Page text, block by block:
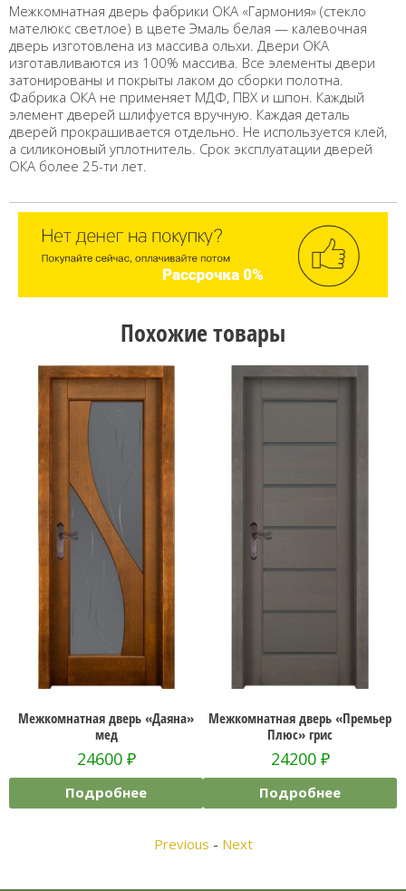
Межкомнатная дверь фабрики ОКА «Гармония» (стекло
мателюкс светлое) в цвете Эмаль белая — калевочная
дверь изготовлена из массива ольхи. Двери ОКА
изготавливаются из 100% массива. Все элементы двери
затонированы и покрыты лаком до сборки полотна.
Фабрика ОКА не применяет МДФ, ПВХ и шпон. Каждый
элемент дверей шлифуется вручную. Каждая деталь
дверей прокрашивается отдельно. Не используется клей,
а силиконовый уплотнитель. Срок эксплуатации дверей
ОКА более 25-ти лет.
Похожие товары
Межкомнатная дверь «Даяна»
мед
24600 ₽
Подробнее
Межкомнатная дверь «Премьер
Плюс» грис
24200 ₽
Подробнее
Previous - Next